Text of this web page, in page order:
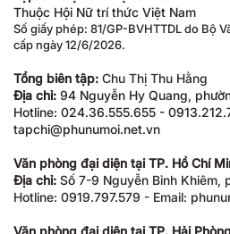
Thuộc Hội Nữ trí thức Việt Nam
Số giấy phép: 81/GP-BVHTTDL do Bộ
cấp ngày 12/6/2026.
Tổng biên tập: Chu Thị Thu Hằng
Địa chỉ: 94 Nguyễn Hy Quang,
Hotline: 024.36.555.655 -
tapchi@phunumoi.net.vn
Văn phòng đại diện tại TP. Hồ Chí
Địa chỉ: Số 7-9 Nguyễn Bỉnh Khiêm,
Hotline: 0919.797.579 - Email:
Văn phòng đại diện tại TP. Hải